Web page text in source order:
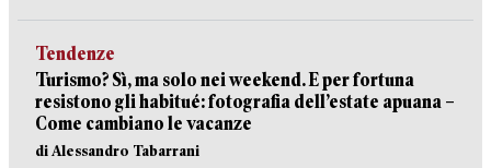
Tendenze
Turismo? Sì, ma solo nei weekend. E per fortuna
resistono gli habitué: fotografia dell’estate apuana –
Come cambiano le vacanze
di Alessandro Tabarrani